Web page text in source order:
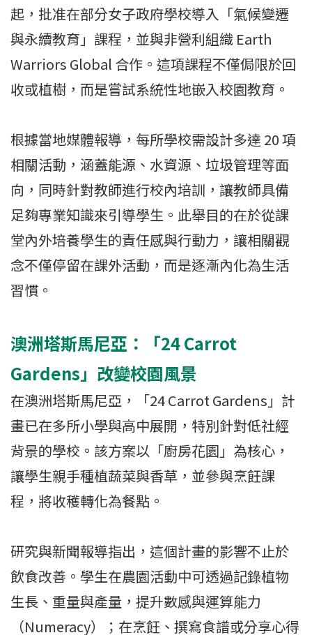
起，批准在部分女子政府學校導入「氣候變遷
與永續教育」課程，並與非營利組織 Earth
Warriors Global 合作。這項課程不僅侷限於回
收或植樹，而是嘗試系統性地嵌入校園教育。
根據當地媒體報導，每所學校需設計多達 20 項
相關活動，涵蓋能源、水資源、垃圾管理等面
向，同時針對教師進行校內培訓，讓教師具備
足夠專業知識來引導學生。此舉目的在於從課
堂內外培養學生的責任感與行動力，讓相關觀
念不僅停留在課外活動，而是逐漸內化為生活
習慣。
澳洲塔斯馬尼亞：「24 Carrot
Gardens」改變校園風景
在澳洲塔斯馬尼亞，「24 Carrot Gardens」計
畫已在多所小學與高中展開，特別針對低社經
背景的學校。該方案以「廚房花園」為核心，
讓學生親手種植蔬菜與香草，並參與烹飪課
程，將收穫轉化為餐點。
研究與新聞報導指出，這個計畫的影響不止於
飲食改善。學生在農園活動中可透過記錄植物
生長、重量與產量，提升數感與運算能力
（Numeracy）；在烹飪、撰寫食譜或分享心得